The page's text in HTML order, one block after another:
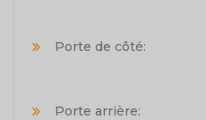
Porte de côté:
Porte arrière: